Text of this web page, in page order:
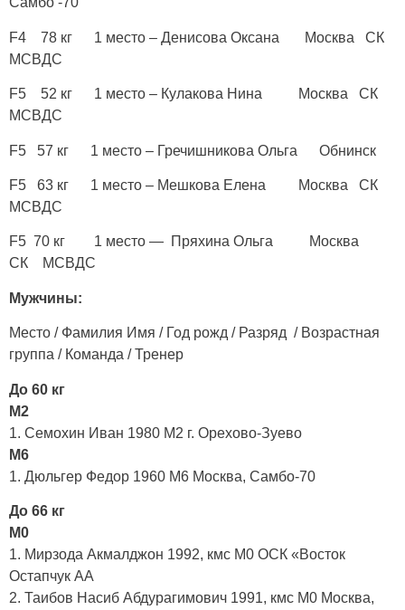
F4 78 кг 1 место – Денисова Оксана Москва СК
МСВДС
F5 52 кг 1 место – Кулакова Нина Москва СК
МСВДС
F5 57 кг 1 место – Гречишникова Ольга Обнинск
F5 63 кг 1 место – Мешкова Елена Москва СК
МСВДС
F5 70 кг 1 место — Пряхина Ольга Москва
СК МСВДС
Мужчины:
Место / Фамилия Имя / Год рожд / Разряд / Возрастная
группа / Команда / Тренер
До 60 кг
М2
1. Семохин Иван 1980 М2 г. Орехово-Зуево
М6
1. Дюльгер Федор 1960 М6 Москва, Самбо-70
До 66 кг
М0
1. Мирзода Акмалджон 1992, кмс М0 ОСК «Восток
Остапчук АА
2. Таибов Насиб Абдурагимович 1991, кмс М0 Москва,